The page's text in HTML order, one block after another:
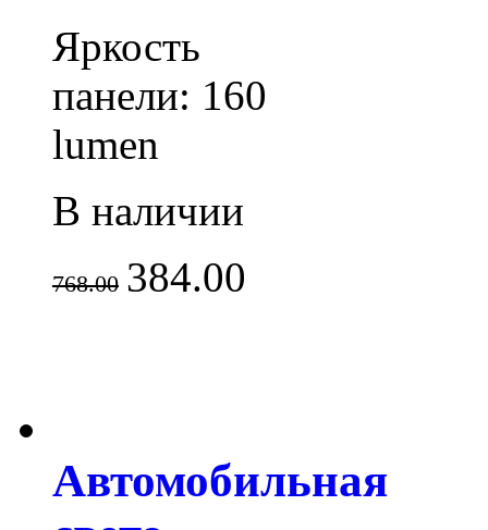
Яркость
панели: 160
lumen
В наличии
768.00 384.00
Автомобильная